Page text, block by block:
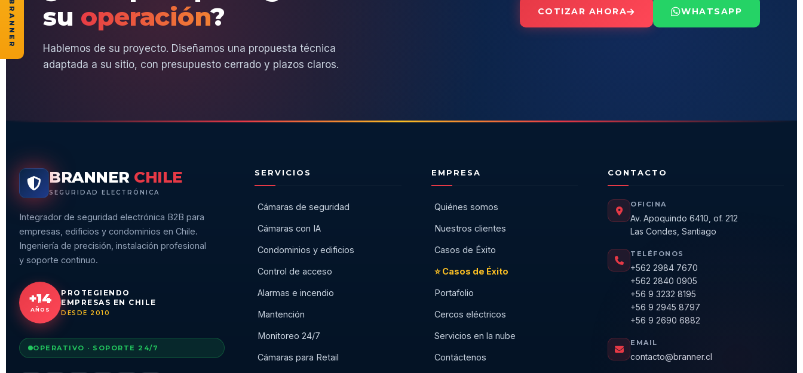
su operación?
Hablemos de su proyecto. Diseñamos una propuesta técnica
adaptada a su sitio, con presupuesto cerrado y plazos claros.
COTIZAR AHORA WHATSAPP
BRANNER CHILE
SEGURIDAD ELECTRÓNICA
Integrador de seguridad electrónica B2B para
empresas, edificios y condominios en Chile.
Ingeniería de precisión, instalación profesional
y soporte continuo.
+14
AÑOS
PROTEGIENDO
EMPRESAS EN CHILE
DESDE 2010
OPERATIVO · SOPORTE 24/7
SERVICIOS
Cámaras de seguridad
Cámaras con IA
Condominios y edificios
Control de acceso
Alarmas e incendio
Mantención
Monitoreo 24/7
Cámaras para Retail
EMPRESA
Quiénes somos
Nuestros clientes
Casos de Éxito
⭐ Casos de Éxito
Portafolio
Cercos eléctricos
Servicios en la nube
Contáctenos
CONTACTO
OFICINA
Av. Apoquindo 6410, of. 212
Las Condes, Santiago
TELÉFONOS
+562 2984 7670
+562 2840 0905
+56 9 3232 8195
+56 9 2945 8797
+56 9 2690 6882
EMAIL
contacto@branner.cl